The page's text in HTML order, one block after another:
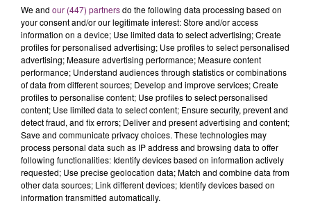
0:00 3 min 59 sec
Hélène Damade
L'actualité de ce mardi 30 juin à 7h, sur Mona FM
30 juin 2026 - 3 min 59 sec
L'ACTUALITÉ DE CE MARDI 30 JUIN À 7H, SUR
MONA FM
We and our (447) partnersdo the following data processing based on
your consent and/or our legitimate interest: Store and/or access
information on a device; Use limited data to select advertising; Create
profiles for personalised advertising; Use profiles to select personalised
advertising; Measure advertising performance; Measure content
performance; Understand audiences through statistics or combinations
of data from different sources; Develop and improve services; Create
profiles to personalise content; Use profiles to select personalised
content; Use limited data to select content; Ensure security, prevent and
detect fraud, and fix errors; Deliver and present advertising and content;
Save and communicate privacy choices. These technologies may
process personal data such as IP address and browsing data to offer
following functionalities: Identify devices based on information actively
requested; Use precise geolocation data; Match and combine data from
other data sources; Link different devices; Identify devices based on
information transmitted automatically.